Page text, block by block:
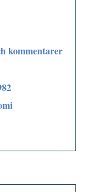
kommentarer